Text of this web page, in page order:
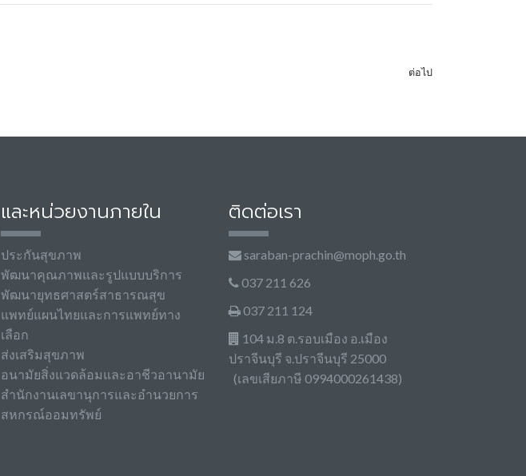
ต่อไป
และหน่วยงานภายใน
ประกันสุขภาพ
พัฒนาคุณภาพและรูปแบบบริการ
พัฒนายุทธศาสตร์สาธารณสุข
แพทย์แผนไทยและการแพทย์ทาง
เลือก
ส่งเสริมสุขภาพ
อนามัยสิ่งแวดล้อมและอาชีวอานามัย
สำนักงานเลขานุการและอำนวยการ
สหกรณ์ออมทรัพย์
ติดต่อเรา
saraban-prachin@moph.go.th
037 211 626
037 211 124
104 ม.8 ต.รอบเมือง อ.เมือง
ปราจีนบุรี จ.ปราจีนบุรี 25000
(เลขเสียภาษี 0994000261438)